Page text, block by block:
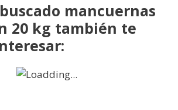
mancuernas
20 kg también te